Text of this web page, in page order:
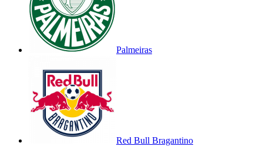
Palmeiras
Red Bull Bragantino